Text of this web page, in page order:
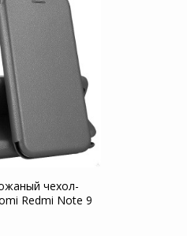
чехол-
Redmi Note 9